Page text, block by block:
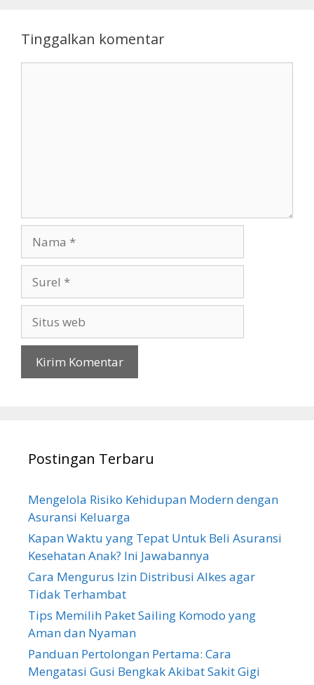
Tinggalkan komentar
web
Postingan Terbaru
Mengelola Risiko Kehidupan Modern dengan
Asuransi Keluarga
Kapan Waktu yang Tepat Untuk Beli Asuransi
Kesehatan Anak? Ini Jawabannya
Cara Mengurus Izin Distribusi Alkes agar
Tidak Terhambat
Tips Memilih Paket Sailing Komodo yang
Aman dan Nyaman
Panduan Pertolongan Pertama: Cara
Mengatasi Gusi Bengkak Akibat Sakit Gigi